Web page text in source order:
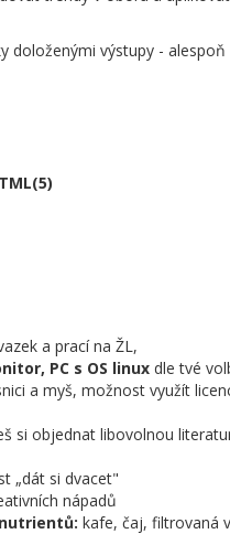
doloženými výstupy -
a prací na ŽL,
PC s OS linux dle tvé
a myš, možnost využít
si objednat libovolnou
„dát si dvacet"
nápadů
kafe, čaj, filtrovaná